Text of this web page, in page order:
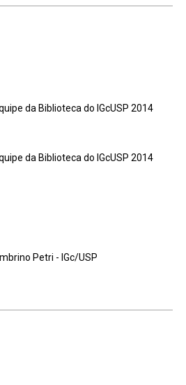
da Biblioteca do IGcUSP 2014
da Biblioteca do IGcUSP 2014
Petri - IGc/USP